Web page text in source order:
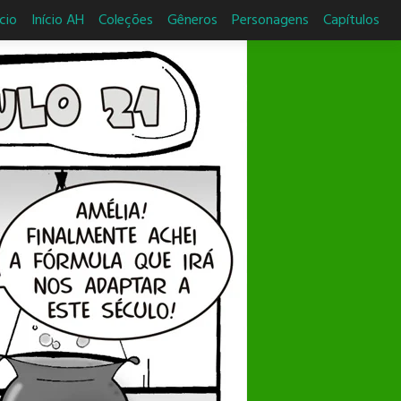
Início AH Coleções Gêneros Personagens Capítulos